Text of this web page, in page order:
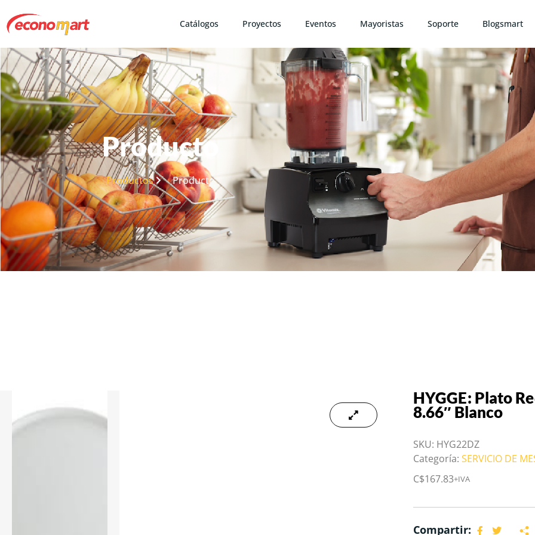
Catálogos Proyectos Eventos Mayoristas Soporte Blogsmart
Producto
Productos Producto
HYGGE: Plato
8.66″ Blanco
SKU: HYG22DZ
Categoría: SERVICIO DE
C$167.83+IVA
Compartir: